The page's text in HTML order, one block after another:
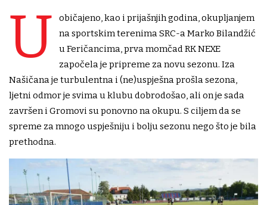
U
običajeno, kao i prijašnjih godina, okupljanjem
na sportskim terenima SRC-a Marko Bilandžić
u Feričancima, prva momčad RK NEXE
započela je pripreme za novu sezonu. Iza
Našičana je turbulentna i (ne)uspješna prošla sezona,
ljetni odmor je svima u klubu dobrodošao, ali on je sada
završen i Gromovi su ponovno na okupu. S ciljem da se
spreme za mnogo uspješniju i bolju sezonu nego što je bila
prethodna.